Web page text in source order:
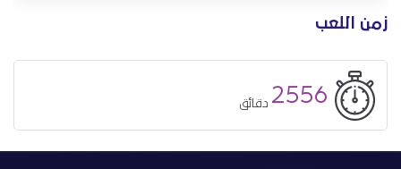
زمن اللعب
2556 دقائق